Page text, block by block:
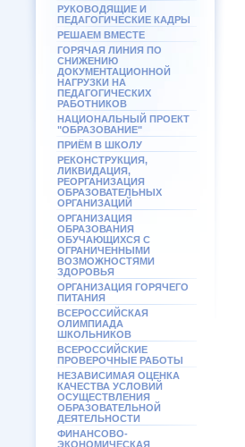
РУКОВОДЯЩИЕ И
ПЕДАГОГИЧЕСКИЕ КАДРЫ
РЕШАЕМ ВМЕСТЕ
ГОРЯЧАЯ ЛИНИЯ ПО
СНИЖЕНИЮ
ДОКУМЕНТАЦИОННОЙ
НАГРУЗКИ НА
ПЕДАГОГИЧЕСКИХ
РАБОТНИКОВ
НАЦИОНАЛЬНЫЙ ПРОЕКТ
"ОБРАЗОВАНИЕ"
ПРИЁМ В ШКОЛУ
РЕКОНСТРУКЦИЯ,
ЛИКВИДАЦИЯ,
РЕОРГАНИЗАЦИЯ
ОБРАЗОВАТЕЛЬНЫХ
ОРГАНИЗАЦИЙ
ОРГАНИЗАЦИЯ
ОБРАЗОВАНИЯ
ОБУЧАЮЩИХСЯ С
ОГРАНИЧЕННЫМИ
ВОЗМОЖНОСТЯМИ
ЗДОРОВЬЯ
ОРГАНИЗАЦИЯ ГОРЯЧЕГО
ПИТАНИЯ
ВСЕРОССИЙСКАЯ
ОЛИМПИАДА
ШКОЛЬНИКОВ
ВСЕРОССИЙСКИЕ
ПРОВЕРОЧНЫЕ РАБОТЫ
НЕЗАВИСИМАЯ ОЦЕНКА
КАЧЕСТВА УСЛОВИЙ
ОСУЩЕСТВЛЕНИЯ
ОБРАЗОВАТЕЛЬНОЙ
ДЕЯТЕЛЬНОСТИ
ФИНАНСОВО-
ЭКОНОМИЧЕСКАЯ